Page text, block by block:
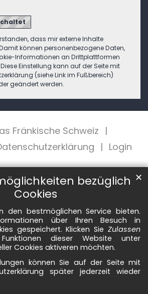
bezüglich
Cookies
den bestmöglichen Service bieten.
über Ihren Besuch in
gespeichert. Klicken Sie Zulassen
dieser Website unter
Cookies aktiveren möchten.
können Sie auf der Seite mit
später jederzeit wieder
✕
dass mir externe Inhalte
können personenbezogene Daten,
Informationen an Drittplattformen
Einstellung kann auf der Seite mit
(siehe Link im Fußbereich)
geändert werden.
Fränkische Schweiz
Login